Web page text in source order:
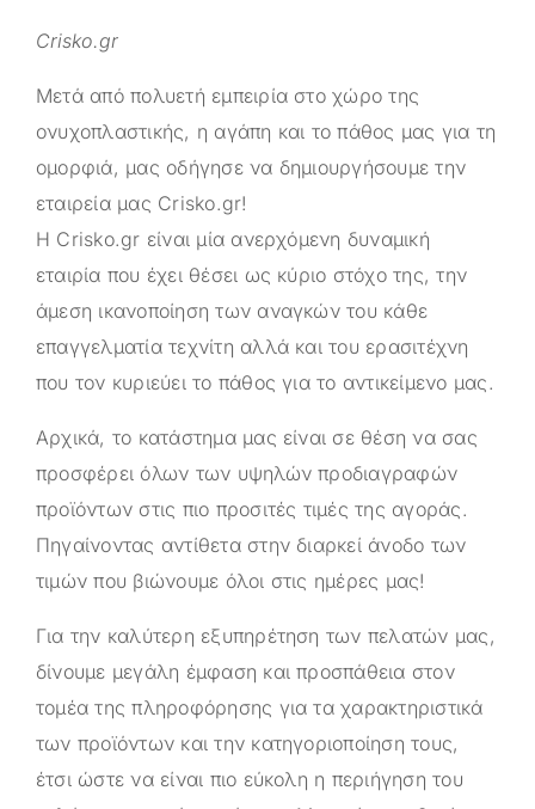
Crisko.gr
Μετά από πολυετή εμπειρία στο χώρο της
ονυχοπλαστικής, η αγάπη και το πάθος μας για τη
ομορφιά, μας οδήγησε να δημιουργήσουμε την
εταιρεία μας Crisko.gr!
Η Crisko.gr είναι μία ανερχόμενη δυναμική
εταιρία που έχει θέσει ως κύριο στόχο της, την
άμεση ικανοποίηση των αναγκών του κάθε
επαγγελματία τεχνίτη αλλά και του ερασιτέχνη
που τον κυριεύει το πάθος για το αντικείμενο μας.
Αρχικά, το κατάστημα μας είναι σε θέση να σας
προσφέρει όλων των υψηλών προδιαγραφών
προϊόντων στις πιο προσιτές τιμές της αγοράς.
Πηγαίνοντας αντίθετα στην διαρκεί άνοδο των
τιμών που βιώνουμε όλοι στις ημέρες μας!
Για την καλύτερη εξυπηρέτηση των πελατών μας,
δίνουμε μεγάλη έμφαση και προσπάθεια στον
τομέα της πληροφόρησης για τα χαρακτηριστικά
των προϊόντων και την κατηγοριοποίηση τους,
έτσι ώστε να είναι πιο εύκολη η περιήγηση του